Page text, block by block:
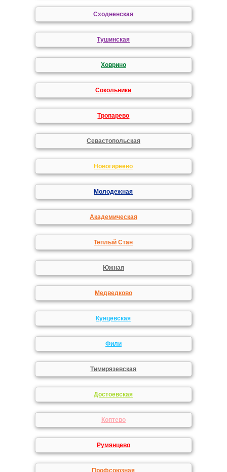
Сходненская
Тушинская
Ховрино
Сокольники
Тропарево
Севастопольская
Новогиреево
Молодежная
Академическая
Теплый Стан
Южная
Медведково
Кунцевская
Фили
Тимирязевская
Достоевская
Коптево
Румянцево
Профсоюзная